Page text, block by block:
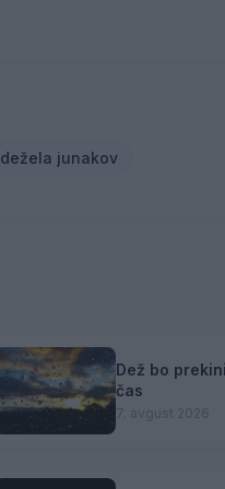
dežela junakov
Dež bo
čas
7. avgust 2026